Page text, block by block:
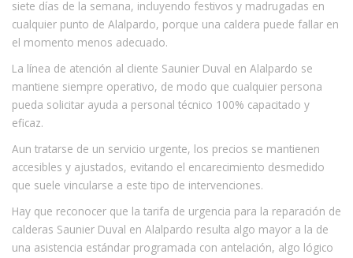
siete días de la semana, incluyendo festivos y madrugadas en
cualquier punto de Alalpardo, porque una caldera puede fallar en
el momento menos adecuado.
La línea de atención al cliente Saunier Duval en Alalpardo se
mantiene siempre operativo, de modo que cualquier persona
pueda solicitar ayuda a personal técnico 100% capacitado y
eficaz.
Aun tratarse de un servicio urgente, los precios se mantienen
accesibles y ajustados, evitando el encarecimiento desmedido
que suele vincularse a este tipo de intervenciones.
Hay que reconocer que la tarifa de urgencia para la reparación de
calderas Saunier Duval en Alalpardo resulta algo mayor a la de
una asistencia estándar programada con antelación, algo lógico